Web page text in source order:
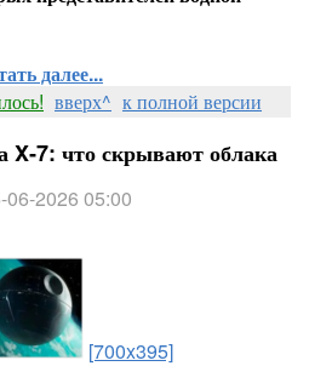
далее...
вверх^ к полной версии
X‑7: что скрывают облака
06-2026 05:00
[700x395]